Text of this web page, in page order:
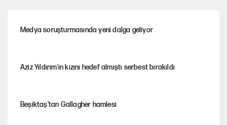
Medya soruşturmasında yeni dalga geliyor
Aziz Yıldırım'ın kızını hedef almıştı serbest bırakıldı
Beşiktaş’tan Gallagher hamlesi